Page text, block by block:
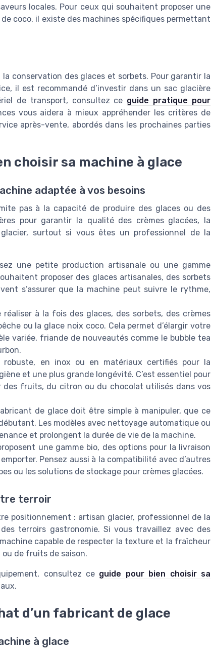
locales. Pour ceux qui souhaitent proposer une
coco, il existe des machines spécifiques permettant
conservation des glaces et sorbets. Pour garantir la
il est recommandé d’investir dans un sac glacière
de transport, consultez ce guide pratique pour
vous aidera à mieux appréhender les critères de
après-vente, abordés dans les prochaines parties
choisir sa machine à glace
adaptée à vos besoins
pas à la capacité de produire des glaces ou des
pour garantir la qualité des crèmes glacées, la
surtout si vous êtes un professionnel de la
une petite production artisanale ou une gamme
proposer des glaces artisanales, des sorbets
s’assurer que la machine peut suivre le rythme,
à la fois des glaces, des sorbets, des crèmes
ou la glace noix coco. Cela permet d’élargir votre
variée, friande de nouveautés comme le bubble tea
robuste, en inox ou en matériaux certifiés pour la
et une plus grande longévité. C’est essentiel pour
fruits, du citron ou du chocolat utilisés dans vos
de glace doit être simple à manipuler, que ce
Les modèles avec nettoyage automatique ou
et prolongent la durée de vie de la machine.
une gamme bio, des options pour la livraison
Pensez aussi à la compatibilité avec d’autres
ou les solutions de stockage pour crèmes glacées.
terroir
positionnement : artisan glacier, professionnel de la
terroirs gastronomie. Si vous travaillez avec des
capable de respecter la texture et la fraîcheur
ou de fruits de saison.
consultez ce guide pour bien choisir sa
d’un fabricant de glace
à glace